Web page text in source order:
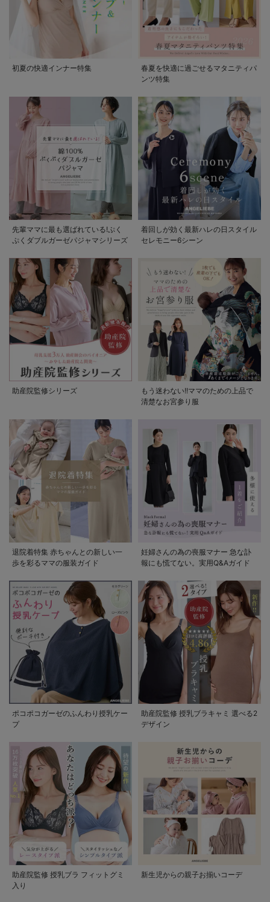
初夏の快適インナー特集
春夏を快適に過ごせるマタニティパ
ンツ特集
先輩ママに最も選ばれている!ぷく
ぷくダブルガーゼパジャマシリーズ
着回しが効く最新ハレの日スタイル
セレモニー6シーン
助産院監修シリーズ
もう迷わない!!ママのための上品で
清楚なお宮参り服
退院着特集 赤ちゃんとの新しい一
歩を彩るママの服装ガイド
妊婦さんの為の喪服マナー 急な訃
報にも慌てない。実用Q&Aガイド
ポコポコガーゼのふんわり授乳ケー
プ
助産院監修 授乳ブラキャミ 選べる2
デザイン
助産院監修 授乳ブラ フィットグミ
入り
新生児からの親子お揃いコーデ